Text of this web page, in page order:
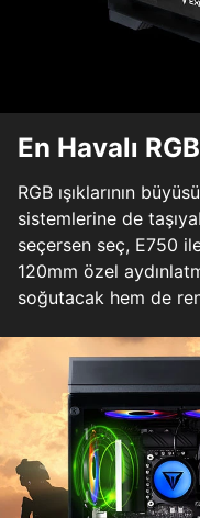
En Havalı
RGB ışıklarının
sistemlerine de
seçersen seç, E750
120mm özel
soğutacak hem de